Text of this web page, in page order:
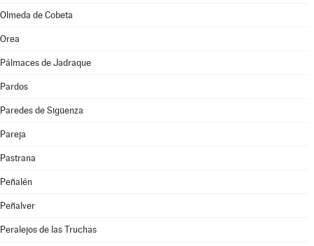
Olmeda de Cobeta
Orea
Pálmaces de Jadraque
Pardos
Paredes de Sigüenza
Pareja
Pastrana
Peñalén
Peñalver
Peralejos de las Truchas